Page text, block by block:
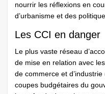
nourrir les réflexions en
d’urbanisme et des
Les CCI en danger
Le plus vaste réseau
de mise en relation avec
de commerce et
coupes budgétaires du